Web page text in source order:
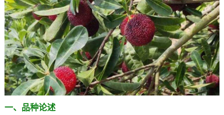
一、品种论述